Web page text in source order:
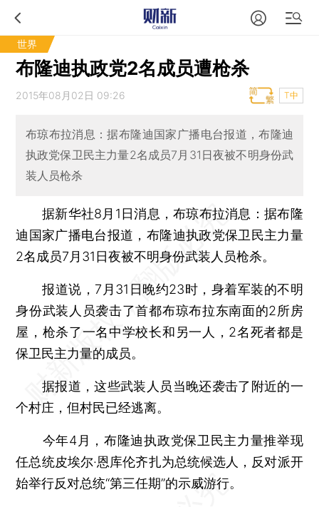
世界
布隆迪执政党2名成员遭枪杀
2015年08月02日 09:26 T中
布琼布拉消息：据布隆迪国家广播电台报道，布隆迪
执政党保卫民主力量2名成员7月31日夜被不明身份武
装人员枪杀
据新华社8月1日消息，布琼布拉消息：据布隆
迪国家广播电台报道，布隆迪执政党保卫民主力量
2名成员7月31日夜被不明身份武装人员枪杀。
报道说，7月31日晚约23时，身着军装的不明
身份武装人员袭击了首都布琼布拉东南面的2所房
屋，枪杀了一名中学校长和另一人，2名死者都是
保卫民主力量的成员。
据报道，这些武装人员当晚还袭击了附近的一
个村庄，但村民已经逃离。
今年4月，布隆迪执政党保卫民主力量推举现
任总统皮埃尔·恩库伦齐扎为总统候选人，反对派开
始举行反对总统“第三任期”的示威游行。